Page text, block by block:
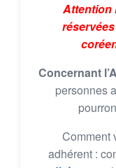
Attention
Concernant
personnes
Comment
adhérent :